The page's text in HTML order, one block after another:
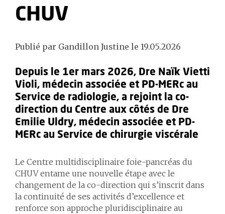
CHUV
Publié par Gandillon Justine le 19.05.2026
Depuis le 1er mars 2026, Dre Naïk Vietti
Violi, médecin associée et PD-MERc au
Service de radiologie, a rejoint la co-
direction du Centre aux côtés de Dre
Emilie Uldry, médecin associée et PD-
MERc au Service de chirurgie viscérale
Le Centre multidisciplinaire foie-pancréas du
CHUV entame une nouvelle étape avec le
changement de la co-direction qui s’inscrit dans
la continuité de ses activités d’excellence et
renforce son approche pluridisciplinaire au